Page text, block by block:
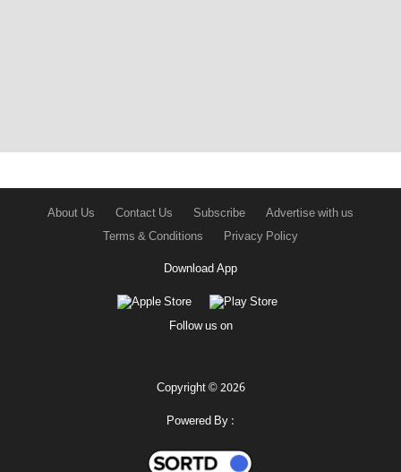
About Us Contact Us Subscribe
Advertise with us
Terms & Conditions
Privacy Policy
Download App
Follow us on
Copyright © 2026
Powered By :